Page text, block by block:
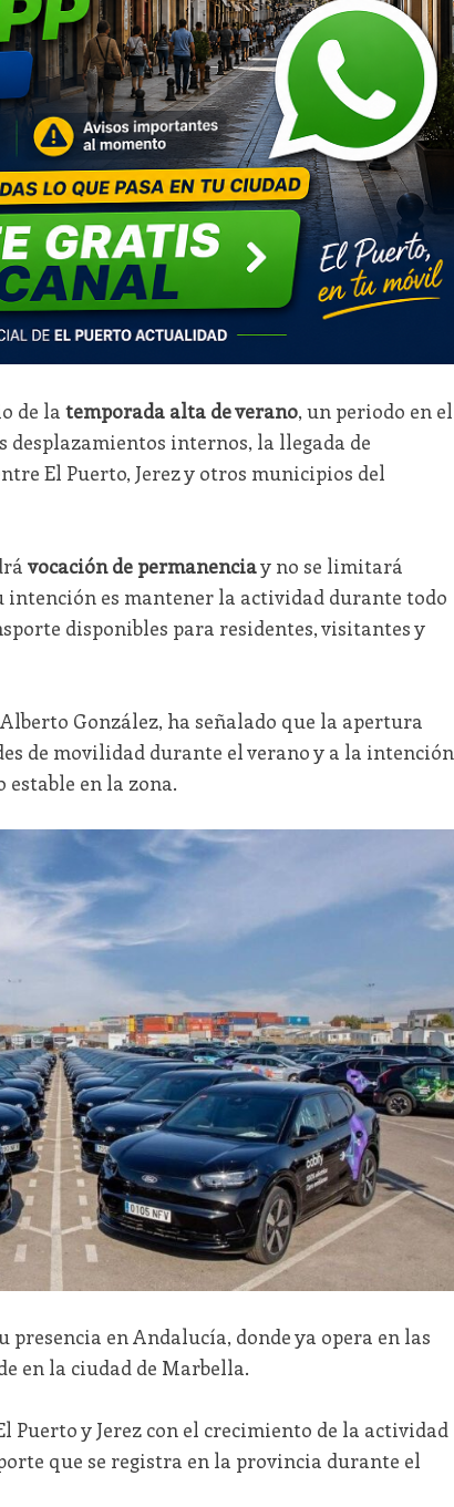
de la temporada alta de verano, un periodo en el
desplazamientos internos, la llegada de
El Puerto, Jerez y otros municipios del
vocación de permanenciay no se limitará
intención es mantener la actividad durante todo
disponibles para residentes, visitantes y
González, ha señalado que la apertura
de movilidad durante el verano y a la intención
en la zona.
en Andalucía, donde ya opera en las
en la ciudad de Marbella.
Puerto y Jerez con el crecimiento de la actividad
que se registra en la provincia durante el